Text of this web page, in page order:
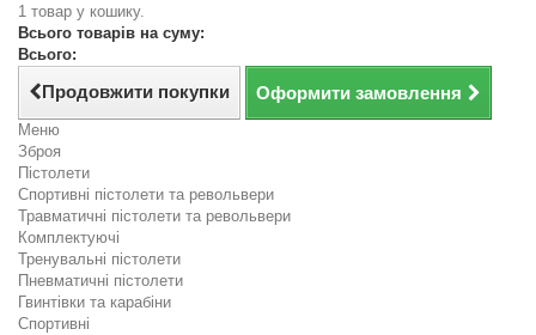
1 товар у кошику.
Всього товарів на суму:
Всього:
Продовжити покупки Оформити замовлення
Меню
Зброя
Пістолети
Спортивні пістолети та револьвери
Травматичні пістолети та револьвери
Комплектуючі
Тренувальні пістолети
Пневматичні пістолети
Гвинтівки та карабіни
Спортивні